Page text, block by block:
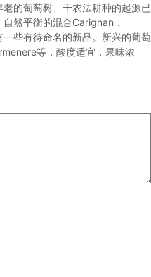
的葡萄树、干农法耕种的起源已
然平衡的混合Carignan，
些有待命名的新品。新兴的葡萄
等，酸度适宜，果味浓